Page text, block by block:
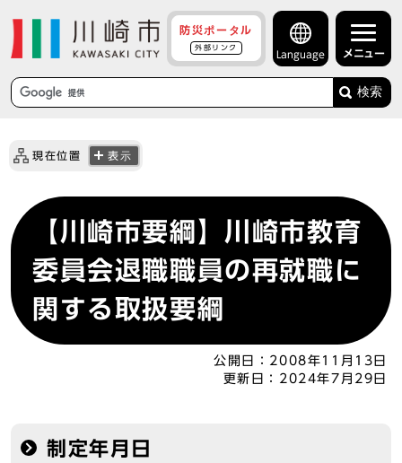
防災ポータル
外部リンク
Language メニュー
検索
現在位置 表示
【川崎市要綱】川崎市教育
委員会退職職員の再就職に
関する取扱要綱
公開日： 2008年11月13日
更新日： 2024年7月29日
制定年月日